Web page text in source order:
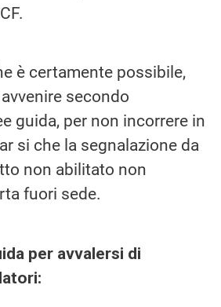
è certamente possibile,
secondo
guida, per non incorrere in
si che la segnalazione da
non abilitato non
fuori sede.
per avvalersi di